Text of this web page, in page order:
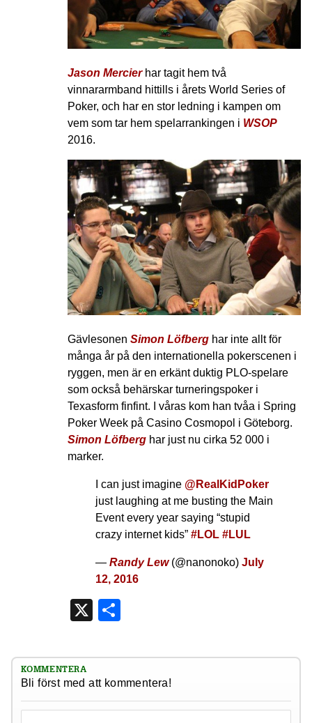
Jason Mercierhar tagit hem två
vinnararmband hittills i årets World Series of
Poker, och har en stor ledning i kampen om
vem som tar hem spelarrankingen i WSOP
2016.
Gävlesonen Simon Löfberghar inte allt för
många år på den internationella pokerscenen i
ryggen, men är en erkänt duktig PLO-spelare
som också behärskar turneringspoker i
Texasform finfint. I våras kom han tvåa i Spring
Poker Week på Casino Cosmopol i Göteborg.
Simon Löfberghar just nu cirka 52 000 i
marker.
I can just imagine @RealKidPoker
just laughing at me busting the Main
Event every year saying “stupid
crazy internet kids” #LOL #LUL
— Randy Lew(@nanonoko) July
12, 2016
X
KOMMENTERA
Bli först med att kommentera!